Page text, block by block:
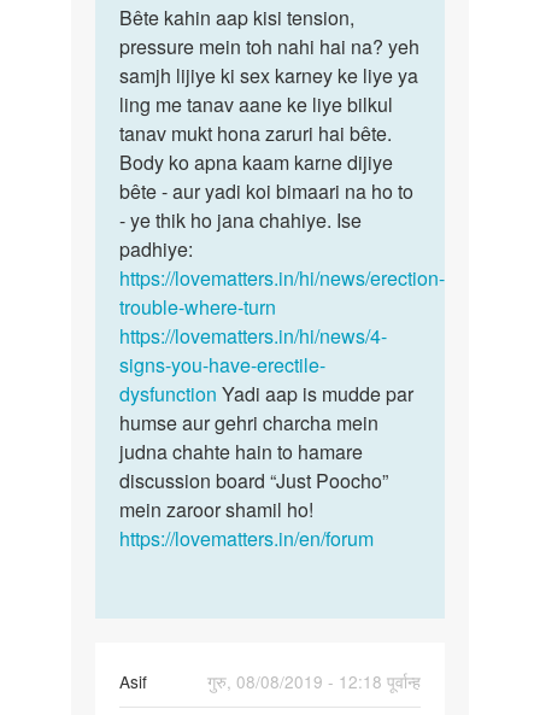
to
Meri
shaadi
Nahin
Hui
hi…
by
Md
safer
aaln
Bête
kahin
aap
kisi
tension,
…
Bête kahin aap kisi tension,
pressure mein toh nahi hai na? yeh
samjh lijiye ki sex karney ke liye ya
ling me tanav aane ke liye bilkul
tanav mukt hona zaruri hai bête.
Body ko apna kaam karne dijiye
bête - aur yadi koi bimaari na ho to
- ye thik ho jana chahiye. Ise
padhiye:
https://lovematters.in/hi/news/erection-
trouble-where-turn
https://lovematters.in/hi/news/4-
signs-you-have-erectile-
dysfunction Yadi aap is mudde par
humse aur gehri charcha mein
judna chahte hain to hamare
discussion board “Just Poocho”
mein zaroor shamil ho!
https://lovematters.in/en/forum
Asif
गुरु, 08/08/2019 - 12:18 पूर्वान्ह